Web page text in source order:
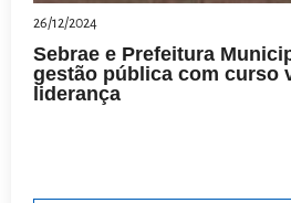
26/12/2024
Sebrae e Prefeitura
gestão pública com curso
liderança